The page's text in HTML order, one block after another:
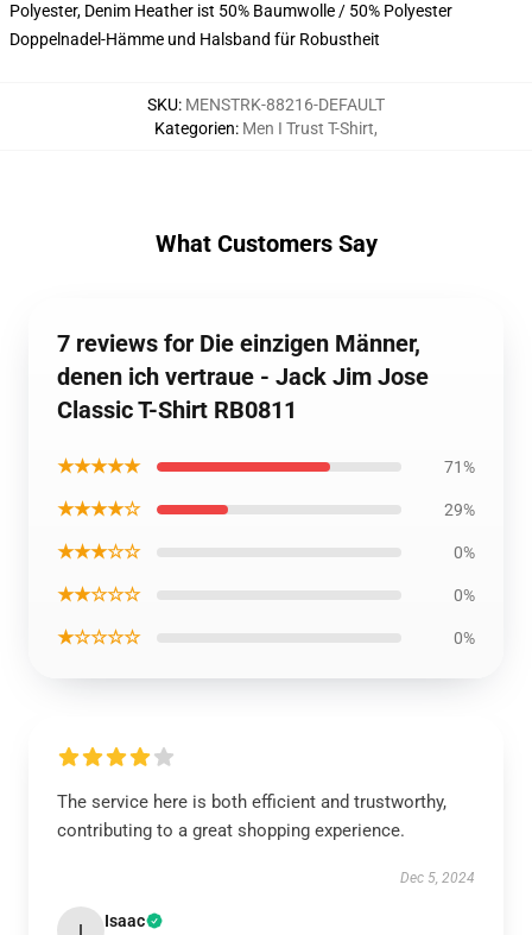
Polyester, Denim Heather ist 50% Baumwolle / 50% Polyester
Doppelnadel-Hämme und Halsband für Robustheit
SKU: MENSTRK-88216-DEFAULT
Kategorien: Men I Trust T-Shirt,
What Customers Say
7 reviews for Die einzigen Männer,
denen ich vertraue - Jack Jim Jose
Classic T-Shirt RB0811
★★★★★ 71%
★★★★☆ 29%
★★★☆☆ 0%
★★☆☆☆ 0%
★☆☆☆☆ 0%
The service here is both efficient and trustworthy,
contributing to a great shopping experience.
Dec 5, 2024
I Isaac